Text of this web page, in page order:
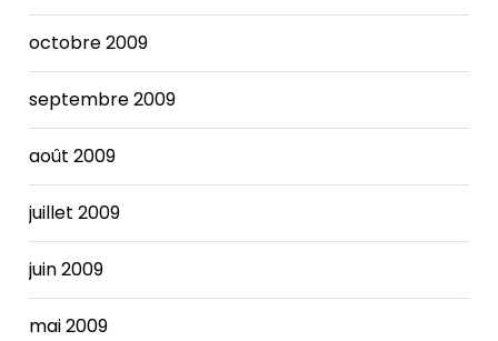
octobre 2009
septembre 2009
août 2009
juillet 2009
juin 2009
mai 2009